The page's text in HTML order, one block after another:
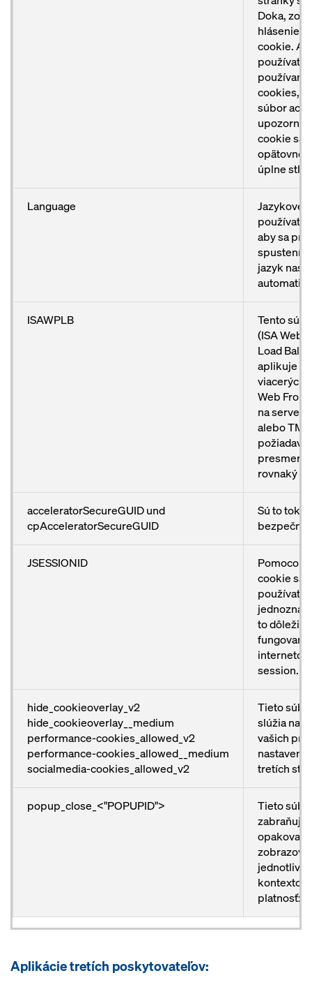
Doka,
hlásenie o
cookie. Ak
cookies,
súbor
cookie sa
opätovnej
úplne
Language
Jazykové
aby sa pri
spustení
jazyk
ISAWPLB
Tento
(ISA Web
Load
aplikuje
viacerých
Web Front
na serveri
alebo
rovnaký
acceleratorSecureGUID und
cpAcceleratorSecureGUID
Sú to
bezpečnú
JSESSIONID
Pomocou
cookie sa
to dôležité
fungovanie
session.
hide_cookieoverlay_v2
hide_cookieoverlay__medium
performance-cookies_allowed_v2
performance-cookies_allowed__medium
socialmedia-cookies_allowed_v2
Tieto
slúžia na
vašich
nastavení
tretích
popup_close_<"POPUPID">
Tieto
zabraňujú
platnosť: 1
Aplikácie tretích poskytovateľov: